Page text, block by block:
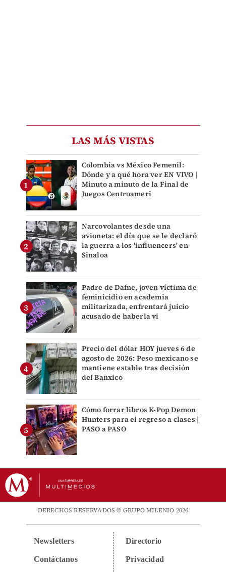
LAS MÁS VISTAS
Colombia vs México Femenil:
Dónde y a qué hora ver EN VIVO |
Minuto a minuto de la Final de
Juegos Centroameri
Narcovolantes desde una
avioneta: el día que se le declaró
la guerra a los 'influencers' en
Sinaloa
Padre de Dafne, joven víctima de
feminicidio en academia
militarizada, enfrentará juicio
acusado de haberla vi
Precio del dólar HOY jueves 6 de
agosto de 2026: Peso mexicano se
mantiene estable tras decisión
del Banxico
Cómo forrar libros K-Pop Demon
Hunters para el regreso a clases |
PASO a PASO
DERECHOS RESERVADOS © GRUPO MILENIO 2026
Newsletters
Contáctanos
Directorio
Privacidad